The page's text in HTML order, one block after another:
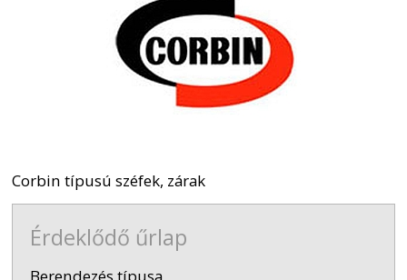
Corbin típusú széfek, zárak
Érdeklődő űrlap
Berendezés típusa